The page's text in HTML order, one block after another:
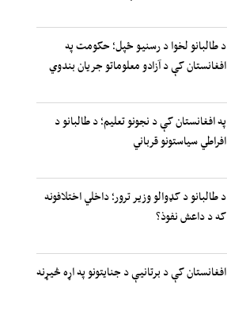
د طالبانو لخوا د رسنیو ځپل؛ حکومت په
افغانستان کې د آزادو معلوماتو جریان بندوي
په افغانستان کې د نجونو تعلیم؛ د طالبانو د
افراطي سیاستونو قرباني
د طالبانو د کډوالو وزیر ترور؛ داخلي اختلافونه
که د داعش نفوذ؟
افغانستان کې د برتانیې د جنایتونو په اړه څیړنه